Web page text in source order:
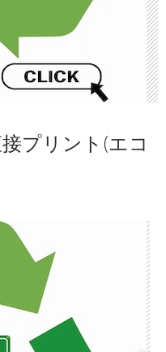
プリント(エコ